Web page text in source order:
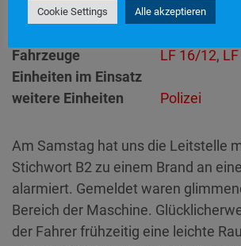
Einsatzdauer
1 Stunde 45
Fahrzeuge
LF 16/12,
Einheiten im Einsatz
weitere Einheiten
Polizei
Am Samstag hat uns die Leitstelle
Stichwort B2 zu einem Brand an
alarmiert. Gemeldet waren
Bereich der Maschine.
der Fahrer frühzeitig eine leichte
Cookie Settings Alle akzeptieren